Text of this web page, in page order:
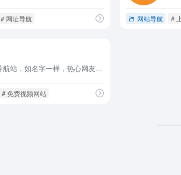
# 网址导航 网站导航 #
# 免费视频网站